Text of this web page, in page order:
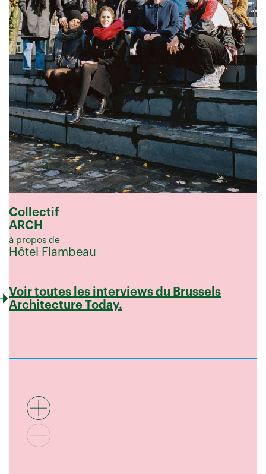
Collectif
ARCH
à propos de
Hôtel Flambeau
Voir toutes les interviews du Brussels
Architecture Today.